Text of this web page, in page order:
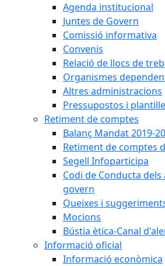
Agenda institucional
Juntes de Govern
Comissió informativa
Convenis
Relació de llocs de
Organismes
Altres administracions
Pressupostos i
Retiment de comptes
Balanç Mandat 2019-
Retiment de comptes
Segell Infoparticipa
Codi de Conducta
govern
Queixes i
Mocions
Bústia ètica-Canal
Informació oficial
Informació econòmica